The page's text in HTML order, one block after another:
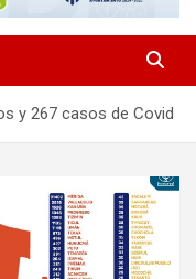
y 267 casos de Covid